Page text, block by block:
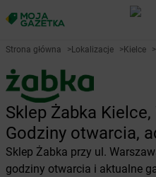
Strona główna >Lokalizacje >Kielce >
Sklep Żabka
Godziny otwarcia,
Sklep Żabka przy ul.
godziny otwarcia i aktualne